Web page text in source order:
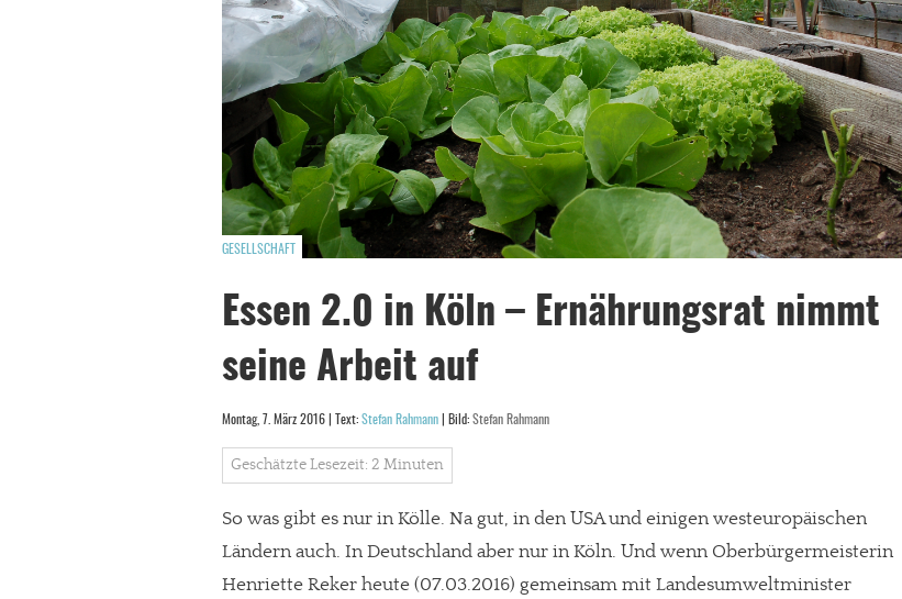
GESELLSCHAFT
Essen 2.0 in Köln – Ernährungsrat nimmt
seine Arbeit auf
Montag, 7. März 2016 | Text: Stefan Rahmann | Bild: Stefan Rahmann
Geschätzte Lesezeit: 2 Minuten
So was gibt es nur in Kölle. Na gut, in den USA und einigen westeuropäischen
Ländern auch. In Deutschland aber nur in Köln. Und wenn Oberbürgermeisterin
Henriette Reker heute (07.03.2016) gemeinsam mit Landesumweltminister